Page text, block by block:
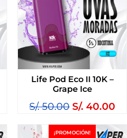
Life Pod Eco II 10K –
Grape Ice
S/.50.00 S/. 40.00
¡PROMOCIÓN!